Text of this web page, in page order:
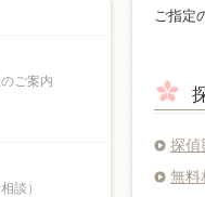
ご指定
探偵
無料
ご案内
談）